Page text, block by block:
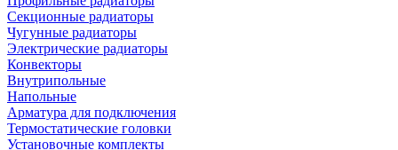
Секционные радиаторы
Чугунные радиаторы
Электрические радиаторы
Конвекторы
Внутрипольные
Напольные
Арматура для подключения
Термостатические головки
Установочные комплекты